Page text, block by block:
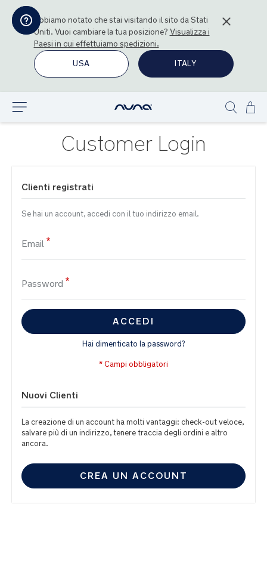
Abbiamo notato che stai visitando il sito daStati
Uniti. Vuoi cambiare la tua posizione? Visualizza i
Paesi in cui effettuiamo spedizioni.
USA
ITALY
Customer Login
Clienti registrati
Se hai un account, accedi con il tuo indirizzo email.
Email
Password
ACCEDI
Hai dimenticato la password?
Nuovi Clienti
La creazione di un account ha molti vantaggi: check-out veloce,
salvare più di un indirizzo, tenere traccia degli ordini e altro
ancora.
CREA UN ACCOUNT